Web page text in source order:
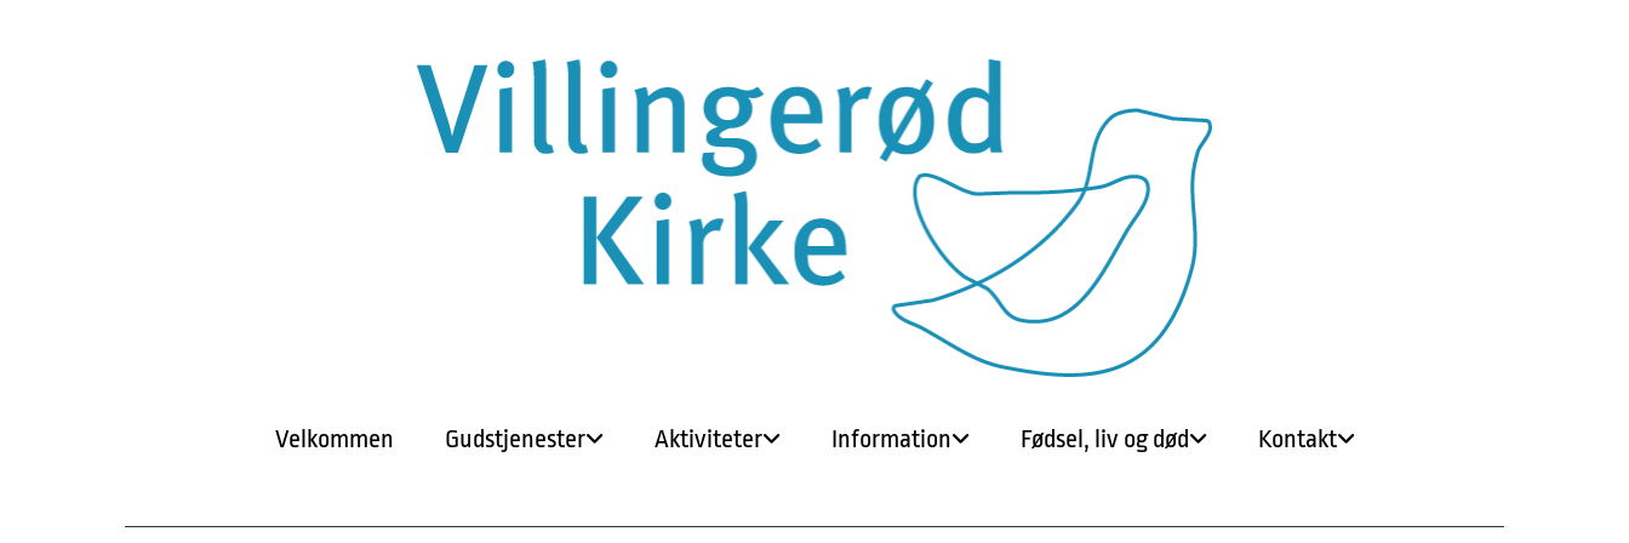
Velkommen Gudstjenester Aktiviteter Information Fødsel, liv og død Kontakt